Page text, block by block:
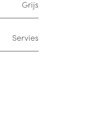
Grijs
Servies